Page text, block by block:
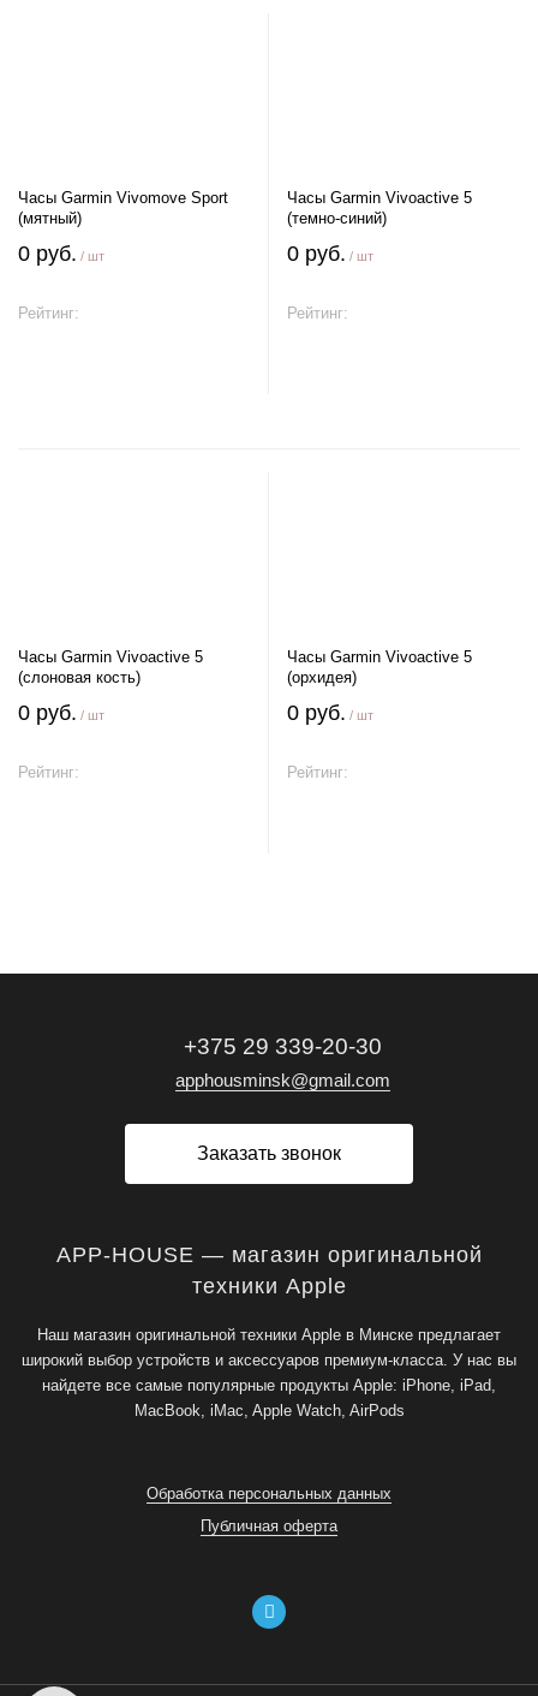
Часы Garmin Vivomove Sport
(мятный)
0 руб. / шт
Рейтинг:
Часы Garmin Vivoactive 5
(темно-синий)
0 руб. / шт
Рейтинг:
Часы Garmin Vivoactive 5
(слоновая кость)
0 руб. / шт
Рейтинг:
Часы Garmin Vivoactive 5
(орхидея)
0 руб. / шт
Рейтинг:
+375 29 339-20-30
apphousminsk@gmail.com
Заказать звонок
APP-HOUSE — магазин оригинальной
техники Apple
Наш магазин оригинальной техники Apple в Минске предлагает
широкий выбор устройств и аксессуаров премиум-класса. У нас вы
найдете все самые популярные продукты Apple: iPhone, iPad,
MacBook, iMac, Apple Watch, AirPods
Обработка персональных данных
Публичная оферта